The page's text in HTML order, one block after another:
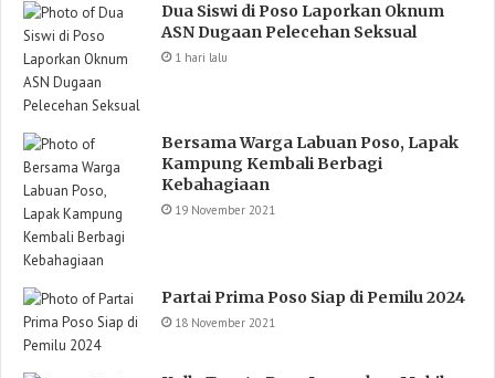
Dua Siswi di Poso Laporkan Oknum
ASN Dugaan Pelecehan Seksual
1 hari lalu
Bersama Warga Labuan Poso, Lapak
Kampung Kembali Berbagi
Kebahagiaan
19 November 2021
Partai Prima Poso Siap di Pemilu 2024
18 November 2021